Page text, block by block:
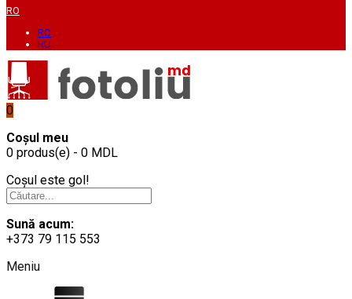
RO
RO
RU
0
Coșul meu
0 produs(e) - 0 MDL
Coșul este gol!
Sună acum:
+373 79 115 553
Meniu